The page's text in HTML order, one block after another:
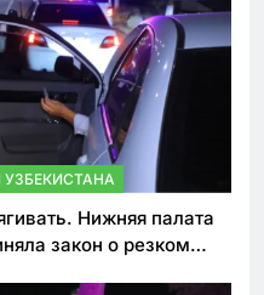
Нижняя палата
закон о резком